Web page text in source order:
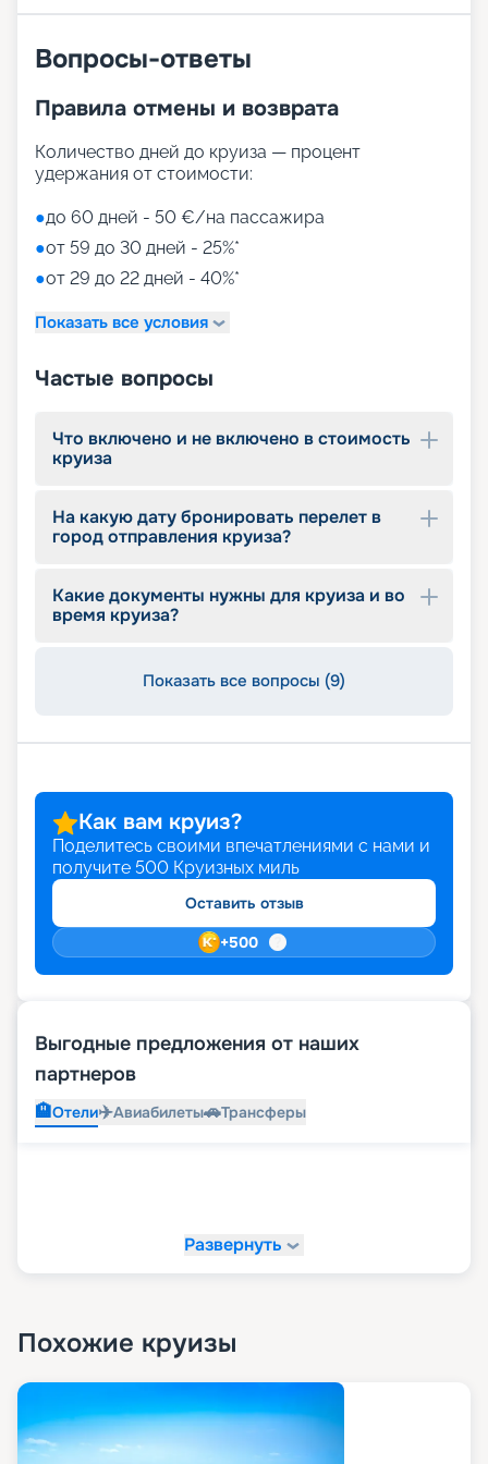
круизы MSC World America, выбрав идеальный
предлагаем ознакомиться с фото кают, точным
описанием лайнера и прочитать отзывы бывалых
путешественников. Если у вас останутся
вопросы о круизе, просто свяжитесь с нами по
телефону или через соцсети. Опытные
специалисты ответят на актуальные вопросы.
Вопросы-ответы
Правила отмены и возврата
Количество дней до круиза — процент
удержания от стоимости:
●до 60 дней - 50 €/на пассажира
●от 59 до 30 дней - 25%*
●от 29 до 22 дней - 40%*
Показать все условия
Частые вопросы
Что включено и не включено в стоимость
круиза
На какую дату бронировать перелет в
город отправления круиза?
Какие документы нужны для круиза и во
время круиза?
Показать все вопросы (9)
Как вам круиз?
Поделитесь своими впечатлениями с нами и
получите 500 Круизных миль
Оставить отзыв
+500
Выгодные предложения от наших
партнеров
🏨Отели✈️Авиабилеты🚗Трансферы
Развернуть
Похожие круизы